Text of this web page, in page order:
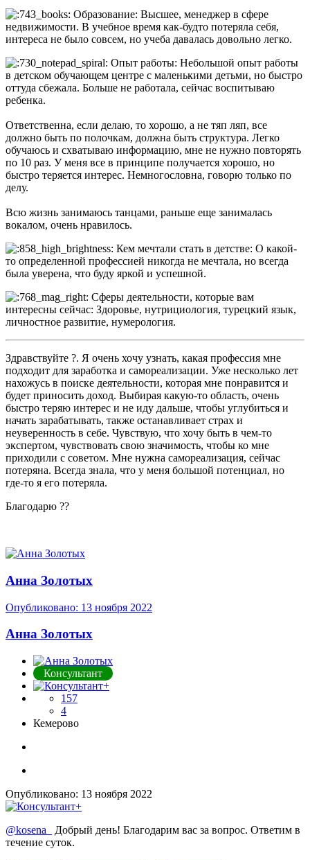
Образование: Высшее, менеджер в сфере
недвижимости. В учебное время как-будто потеряла себя,
интереса не было совсем, но учеба давалась довольно легко.
Опыт работы: Небольшой опыт работы
в детском обучающем центре с маленькими детьми, но быстро
оттуда сбежала. Больше не работала, сейчас воспитываю
ребенка.
Ответственна, если делаю, то хорошо, а не тяп ляп, все
должно быть по полочкам, должна быть структура. Легко
обучаюсь и схватываю информацию, мне не нужно повторять
по 10 раз. У меня все в принципе получается хорошо, но
быстро теряется интерес. Немногословна, говорю только по
делу.
Всю жизнь занимаюсь танцами, раньше еще занималась
вокалом, очень нравилось.
Кем мечтали стать в детстве: О какой-
то определенной профессией никогда не мечтала, но всегда
была уверена, что буду яркой и успешной.
Сферы деятельности, которые вам
интересны сейчас: Здоровье, нутрициология, турецкий язык,
личностное развитие, нумерология.
Здравствуйте ?. Я очень хочу узнать, какая профессия мне
подходит для заработка и самореализации. Уже несколько лет
нахожусь в поиске деятельности, которая мне понравится и
будет приносить доход. Выбирая какую-то область, очень
быстро теряю интерес и не иду дальше, чтобы углубиться и
начать зарабатывать, также останавливает страх и
неуверенность в себе. Чувствую, что хочу быть в чем-то
экспертом, чувствовать свою значимость, чтобы ко мне
приходили с советом. Мне нужна самореализация, сейчас
потеряна. Всегда знала, что у меня большой потенциал, но
где-то я его потеряла.
Благодарю ??
Анна Золотых
Опубликовано: 13 ноября 2022
Анна Золотых
Консультант
157
4
Кемерово
Опубликовано: 13 ноября 2022
@kosena_
Добрый день! Благодарим вас за вопрос. Ответим в
течение суток.